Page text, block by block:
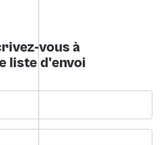
vous à
liste d'envoi